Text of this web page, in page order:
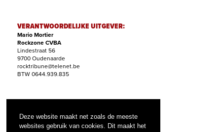
Deze website maakt net zoals de meeste
websites gebruik van cookies. Dit maakt het
VERANTWOORDELIJKE UITGEVER:
Mario Mortier
Rockzone CVBA
Lindestraat 56
9700 Oudenaarde
rocktribune@telenet.be
BTW 0644.939.835
Filip Nollet
abonnementen@rock-tribune.com